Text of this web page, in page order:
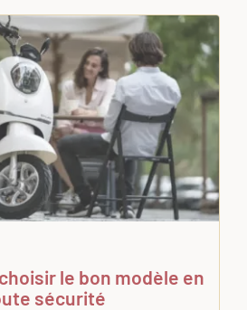
le bon modèle en
sécurité